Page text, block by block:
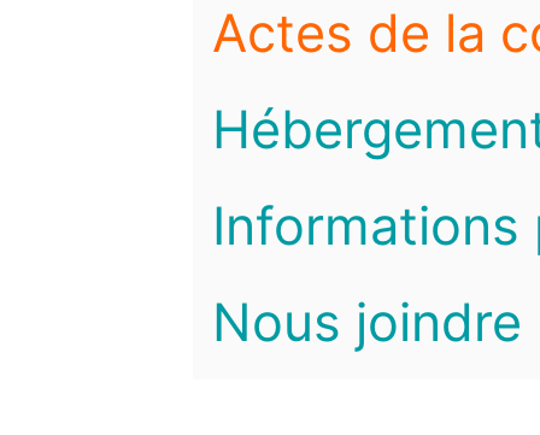
Actes de la
Informations
Nous joindre